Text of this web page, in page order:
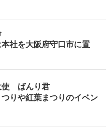
社を大阪府守口市に置
使 ばんり君
りや紅葉まつりのイベン